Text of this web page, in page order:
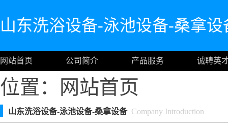
山东洗浴设备-泳池设备-桑拿设
网站首页 公司简介 产品服务 诚聘英
位置： 网站首页
山东洗浴设备-泳池设备-桑拿设备Company Introduction